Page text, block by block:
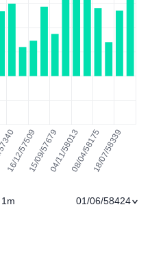
1m 01/06/58424